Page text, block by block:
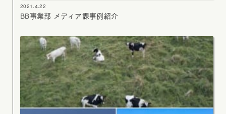
2021.4.22
BB事業部 メディア課事例紹介